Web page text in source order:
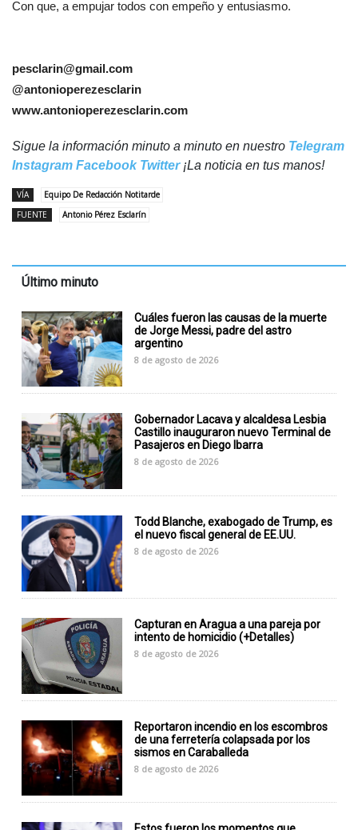
Con que, a empujar todos con empeño y entusiasmo.
pesclarin@gmail.com
@antonioperezesclarin
www.antonioperezesclarin.com
Sigue la información minuto a minuto en nuestro Telegram
Instagram Facebook Twitter¡La noticia en tus manos!
VÍA
Equipo De Redacción Notitarde
FUENTE
Antonio Pérez Esclarín
Último minuto
Cuáles fueron las causas de la muerte
de Jorge Messi, padre del astro
argentino
8 de agosto de 2026
Gobernador Lacava y alcaldesa Lesbia
Castillo inauguraron nuevo Terminal de
Pasajeros en Diego Ibarra
8 de agosto de 2026
Todd Blanche, exabogado de Trump, es
el nuevo fiscal general de EE.UU.
8 de agosto de 2026
Capturan en Aragua a una pareja por
intento de homicidio (+Detalles)
8 de agosto de 2026
Reportaron incendio en los escombros
de una ferretería colapsada por los
sismos en Caraballeda
8 de agosto de 2026